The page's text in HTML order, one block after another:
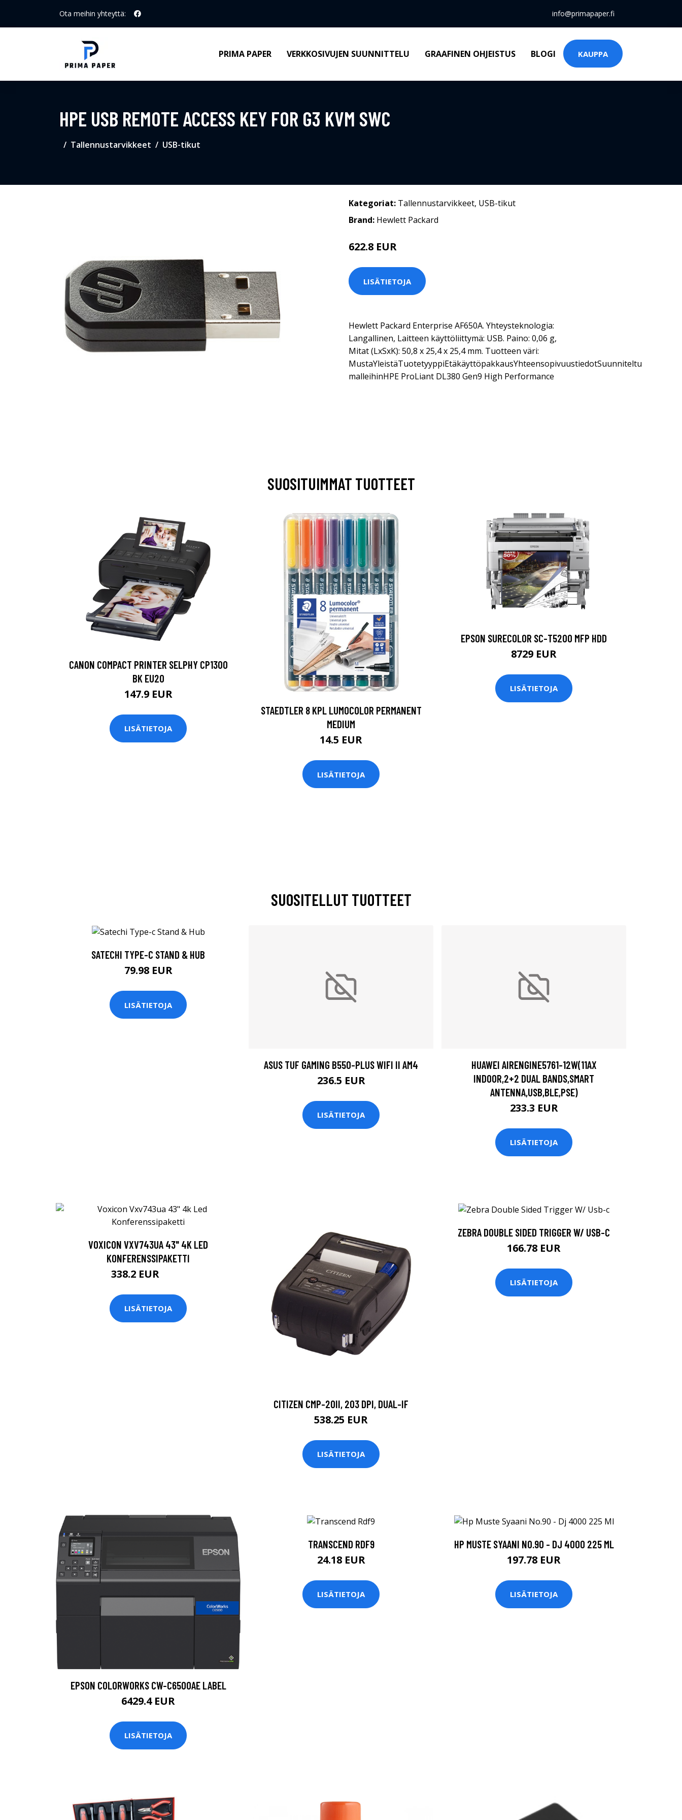
Ota meihin yhteyttä: info@primapaper.fi
PRIMA PAPER VERKKOSIVUJEN SUUNNITTELU GRAAFINEN OHJEISTUS BLOGI KAUPPA
HPE USB REMOTE ACCESS KEY FOR G3 KVM SWC
Tallennustarvikkeet USB-tikut
Kategoriat: Tallennustarvikkeet, USB-tikut
Brand: Hewlett Packard
622.8 EUR
LISÄTIETOJA
Hewlett Packard Enterprise AF650A. Yhteysteknologia:
Langallinen, Laitteen käyttöliittymä: USB. Paino: 0,06 g,
Mitat (LxSxK): 50,8 x 25,4 x 25,4 mm. Tuotteen väri:
MustaYleistäTuotetyyppiEtäkäyttöpakkausYhteensopivuustiedotSuunniteltu
malleihinHPE ProLiant DL380 Gen9 High Performance
SUOSITUIMMAT TUOTTEET
CANON COMPACT PRINTER SELPHY CP1300
BK EU20
147.9 EUR
LISÄTIETOJA
STAEDTLER 8 KPL LUMOCOLOR PERMANENT
MEDIUM
14.5 EUR
LISÄTIETOJA
EPSON SURECOLOR SC-T5200 MFP HDD
8729 EUR
LISÄTIETOJA
SUOSITELLUT TUOTTEET
SATECHI TYPE-C STAND & HUB
79.98 EUR
LISÄTIETOJA
ASUS TUF GAMING B550-PLUS WIFI II AM4
236.5 EUR
LISÄTIETOJA
HUAWEI AIRENGINE5761-12W(11AX
INDOOR,2+2 DUAL BANDS,SMART
ANTENNA,USB,BLE,PSE)
233.3 EUR
LISÄTIETOJA
VOXICON VXV743UA 43" 4K LED
KONFERENSSIPAKETTI
338.2 EUR
LISÄTIETOJA
CITIZEN CMP-20II, 203 DPI, DUAL-IF
538.25 EUR
LISÄTIETOJA
ZEBRA DOUBLE SIDED TRIGGER W/ USB-C
166.78 EUR
LISÄTIETOJA
EPSON COLORWORKS CW-C6500AE LABEL
6429.4 EUR
LISÄTIETOJA
TRANSCEND RDF9
24.18 EUR
LISÄTIETOJA
HP MUSTE SYAANI NO.90 - DJ 4000 225 ML
197.78 EUR
LISÄTIETOJA